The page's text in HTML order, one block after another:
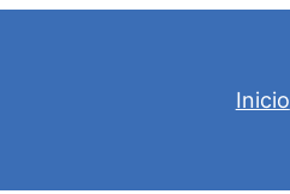
Inicio